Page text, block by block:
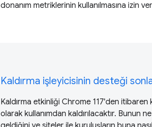
donanım metriklerinin kullanılmasına izin
Kaldırma işleyicisinin desteği
Kaldırma etkinliği Chrome 117'den itibaren
olarak kullanımdan kaldırılacaktır. Bunun